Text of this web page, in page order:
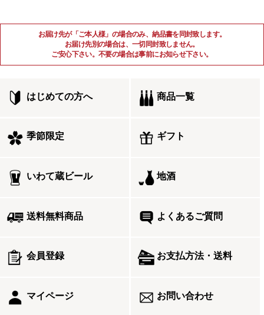
お届け先が「ご本人様」の場合のみ、納品書を同封致します。
お届け先別の場合は、一切同封致しません。
ご安心下さい。不要の場合は事前にお知らせ下さい。
はじめての方へ 商品一覧
季節限定 ギフト
いわて蔵ビール 地酒
送料無料商品 よくあるご質問
会員登録 お支払方法・送料
マイページ お問い合わせ